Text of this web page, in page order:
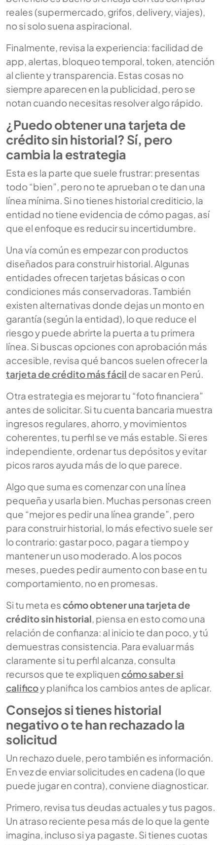
reales (supermercado, grifos, delivery, viajes),
no si solo suena aspiracional.
Finalmente, revisa la experiencia: facilidad de
app, alertas, bloqueo temporal, token, atención
al cliente y transparencia. Estas cosas no
siempre aparecen en la publicidad, pero se
notan cuando necesitas resolver algo rápido.
¿Puedo obtener una tarjeta de
crédito sin historial? Sí, pero
cambia la estrategia
Esta es la parte que suele frustrar: presentas
todo “bien”, pero no te aprueban o te dan una
línea mínima. Si no tienes historial crediticio, la
entidad no tiene evidencia de cómo pagas, así
que el enfoque es reducir su incertidumbre.
Una vía común es empezar con productos
diseñados para construir historial. Algunas
entidades ofrecen tarjetas básicas o con
condiciones más conservadoras. También
existen alternativas donde dejas un monto en
garantía (según la entidad), lo que reduce el
riesgo y puede abrirte la puerta a tu primera
línea. Si buscas opciones con aprobación más
accesible, revisa qué bancos suelen ofrecer la
tarjeta de crédito más fácil de sacar en Perú.
Otra estrategia es mejorar tu “foto financiera”
antes de solicitar. Si tu cuenta bancaria muestra
ingresos regulares, ahorro, y movimientos
coherentes, tu perfil se ve más estable. Si eres
independiente, ordenar tus depósitos y evitar
picos raros ayuda más de lo que parece.
Algo que suma es comenzar con una línea
pequeña y usarla bien. Muchas personas creen
que “mejor es pedir una línea grande”, pero
para construir historial, lo más efectivo suele ser
lo contrario: gastar poco, pagar a tiempo y
mantener un uso moderado. A los pocos
meses, puedes pedir aumento con base en tu
comportamiento, no en promesas.
Si tu meta escómo obtener una tarjeta de
crédito sin historial, piensa en esto como una
relación de confianza: al inicio te dan poco, y tú
demuestras consistencia. Para evaluar más
claramente si tu perfil alcanza, consulta
recursos que te expliquen cómo saber si
calificoy planifica los cambios antes de aplicar.
Consejos si tienes historial
negativo o te han rechazado la
solicitud
Un rechazo duele, pero también es información.
En vez de enviar solicitudes en cadena (lo que
puede jugar en contra), conviene diagnosticar.
Primero, revisa tus deudas actuales y tus pagos.
Un atraso reciente pesa más de lo que la gente
imagina, incluso si ya pagaste. Si tienes cuotas